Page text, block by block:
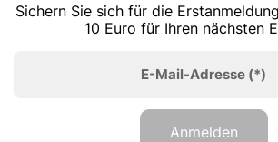
Sichern Sie sich für die
10 Euro für Ihren nächsten
E-Mail-Adresse (*)
Anmelden